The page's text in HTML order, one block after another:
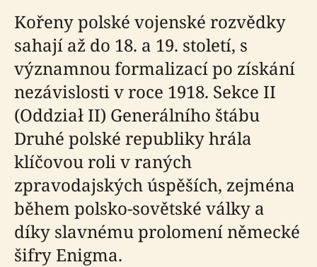
Kořeny polské vojenské rozvědky
sahají až do 18. a 19. století, s
významnou formalizací po získání
nezávislosti v roce 1918. Sekce II
(Oddział II) Generálního štábu
Druhé polské republiky hrála
klíčovou roli v raných
zpravodajských úspěších, zejména
během polsko-sovětské války a
díky slavnému prolomení německé
šifry Enigma.